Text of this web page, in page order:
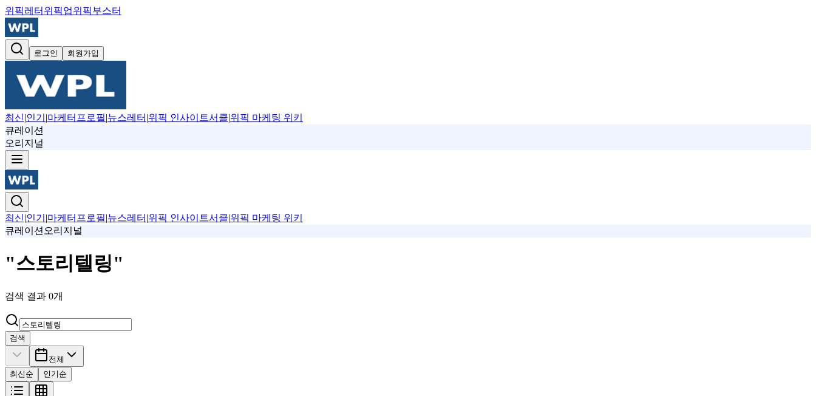
위픽레터 위픽업위픽부스터
로그인 회원가입
최신|인기 |마케터프로필|뉴스레터 |위픽 인사이트서클|위픽 마케팅 위키
큐레이션
오리지널
최신|인기 |마케터프로필|뉴스레터 |위픽 인사이트서클|위픽 마케팅 위키
큐레이션 오리지널
"스토리텔링"
검색 결과 0개
검색
전체
최신순
인기순